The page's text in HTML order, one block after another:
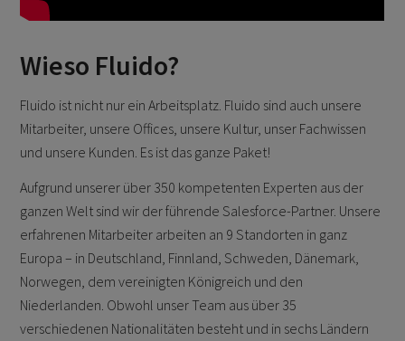
Wieso Fluido?
Fluido ist nicht nur ein Arbeitsplatz. Fluido sind auch unsere
Mitarbeiter, unsere Offices, unsere Kultur, unser Fachwissen
und unsere Kunden. Es ist das ganze Paket!
Aufgrund unserer über 350 kompetenten Experten aus der
ganzen Welt sind wir der führende Salesforce-Partner. Unsere
erfahrenen Mitarbeiter arbeiten an 9 Standorten in ganz
Europa – in Deutschland, Finnland, Schweden, Dänemark,
Norwegen, dem vereinigten Königreich und den
Niederlanden. Obwohl unser Team aus über 35
verschiedenen Nationalitäten besteht und in sechs Ländern